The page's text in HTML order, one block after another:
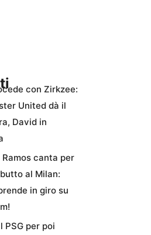
con Zirkzee:
United dà il
David in
Ramos canta per
al Milan:
in giro su
PSG per poi